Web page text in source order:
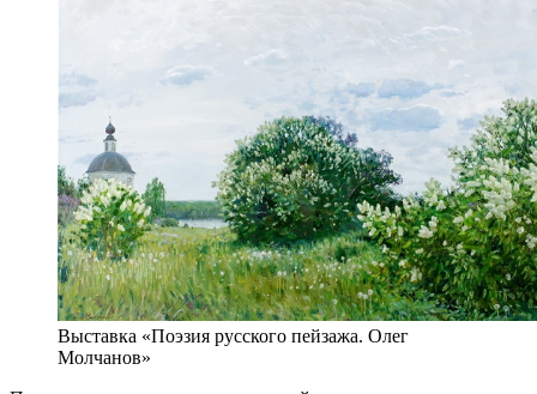
Выставка «Поэзия русского пейзажа. Олег
Молчанов»